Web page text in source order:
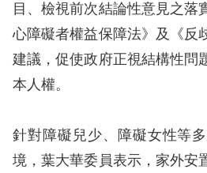
心
人
權
公
陳
情
目、檢視前次結論性意見之落
心障礙者權益保障法》及《反
建議，促使政府正視結構性問
本人權。
針對障礙兒少、障礙女性等
境，葉大華委員表示，家外安